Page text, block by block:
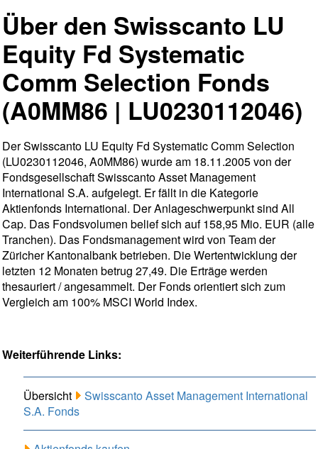
Über den Swisscanto LU
Equity Fd Systematic
Comm Selection Fonds
(A0MM86 | LU0230112046)
Der Swisscanto LU Equity Fd Systematic Comm Selection
(LU0230112046, A0MM86) wurde am 18.11.2005 von der
Fondsgesellschaft Swisscanto Asset Management
International S.A. aufgelegt. Er fällt in die Kategorie
Aktienfonds International. Der Anlageschwerpunkt sind All
Cap. Das Fondsvolumen belief sich auf 158,95 Mio. EUR (alle
Tranchen). Das Fondsmanagement wird von Team der
Züricher Kantonalbank betrieben. Die Wertentwicklung der
letzten 12 Monaten betrug 27,49. Die Erträge werden
thesauriert / angesammelt. Der Fonds orientiert sich zum
Vergleich am 100% MSCI World Index.
Weiterführende Links:
Übersicht
Swisscanto Asset Management International
S.A. Fonds